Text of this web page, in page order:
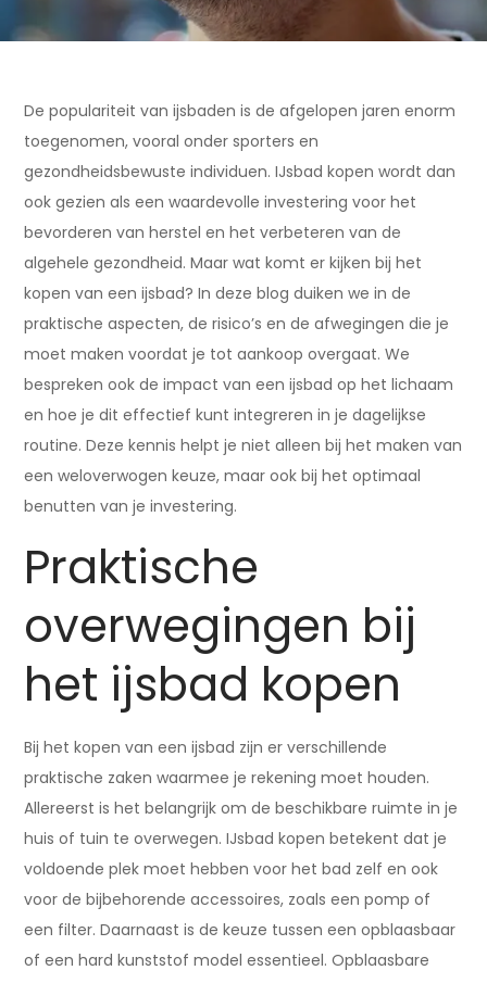
De populariteit van ijsbaden is de afgelopen jaren enorm
toegenomen, vooral onder sporters en
gezondheidsbewuste individuen. IJsbad kopen wordt dan
ook gezien als een waardevolle investering voor het
bevorderen van herstel en het verbeteren van de
algehele gezondheid. Maar wat komt er kijken bij het
kopen van een ijsbad? In deze blog duiken we in de
praktische aspecten, de risico’s en de afwegingen die je
moet maken voordat je tot aankoop overgaat. We
bespreken ook de impact van een ijsbad op het lichaam
en hoe je dit effectief kunt integreren in je dagelijkse
routine. Deze kennis helpt je niet alleen bij het maken van
een weloverwogen keuze, maar ook bij het optimaal
benutten van je investering.
Praktische
overwegingen bij
het ijsbad kopen
Bij het kopen van een ijsbad zijn er verschillende
praktische zaken waarmee je rekening moet houden.
Allereerst is het belangrijk om de beschikbare ruimte in je
huis of tuin te overwegen. IJsbad kopen betekent dat je
voldoende plek moet hebben voor het bad zelf en ook
voor de bijbehorende accessoires, zoals een pomp of
een filter. Daarnaast is de keuze tussen een opblaasbaar
of een hard kunststof model essentieel. Opblaasbare